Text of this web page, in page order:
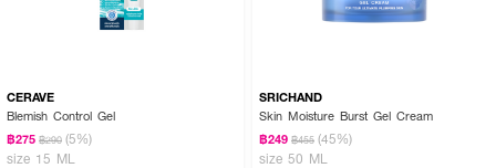
CERAVE
Blemish Control Gel
฿275 ฿290 (5%)
size 15 ML
SRICHAND
Skin Moisture Burst Gel Cream
฿249 ฿455 (45%)
size 50 ML